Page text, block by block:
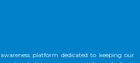
platform dedicated to keeping our